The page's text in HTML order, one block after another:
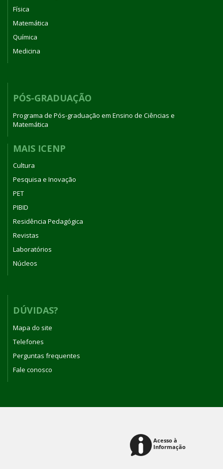
Física
Matemática
Química
Medicina
PÓS-GRADUAÇÃO
Programa de Pós-graduação em Ensino de Ciências e
Matemática
MAIS ICENP
Cultura
Pesquisa e Inovação
PET
PIBID
Residência Pedagógica
Revistas
Laboratórios
Núcleos
DÚVIDAS?
Mapa do site
Telefones
Perguntas frequentes
Fale conosco